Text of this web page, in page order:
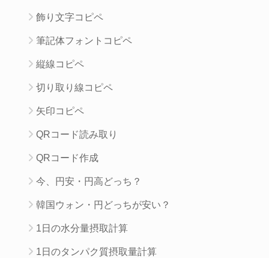
飾り文字コピペ
筆記体フォントコピペ
縦線コピペ
切り取り線コピペ
矢印コピペ
QRコード読み取り
QRコード作成
今、円安・円高どっち？
韓国ウォン・円どっちが安い？
1日の水分量摂取計算
1日のタンパク質摂取量計算